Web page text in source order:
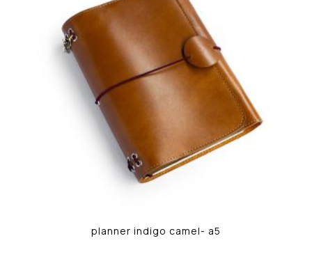
planner indigo camel- a5